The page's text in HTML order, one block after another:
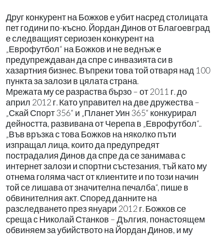
Друг конкурент на Божков е убит насред столицата
пет години по-късно. Йордан Динов от Благоевград
е следващият сериозен конкурент на
„Еврофутбол“ на Божков и не веднъж е
предупреждаван да спре с инвазията си в
хазартния бизнес. Въпреки това той отваря над 100
пункта за залози в цялата страна.
Мрежата му се разраства бързо – от 2011 г. до
април 2012 г. Като управител на две дружества –
„Скай Спорт 356“ и „Планет Уин 365“ конкурирал
дейността, развивана от Черепа в „Еврофутбол“..
„Във връзка с това Божков на няколко пъти
изпращал лица, които да предупредят
пострадалия Динов да спре да се занимава с
интернет залози и спортни състезания, тъй като му
отнема голяма част от клиентите и по този начин
той се лишава от значителна печалба“, пише в
обвинителния акт. Според данните на
разследването през януари 2012 г. Божков се
среща с Николай Станков – Дългия, понастоящем
обвиняем за убийството на Йордан Динов, и му